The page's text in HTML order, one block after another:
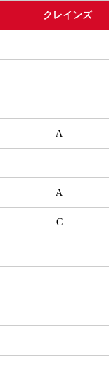
クレインズ
A
A
C